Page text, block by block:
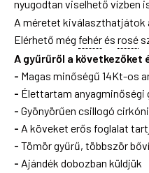
nyugodtan viselhető vízben
A méretet kiválaszthatjátok
Elérhető még fehérés rosé
A gyűrűről a
- Magas minőségű 14Kt-os
- Élettartam anyagminőségi
- Gyönyörűen csillogó
- A köveket erős foglalat
- Tömör gyűrű, többször
- Ajándék dobozban küldjük